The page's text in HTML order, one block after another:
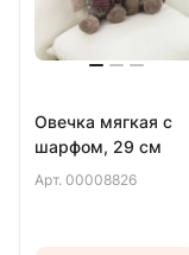
Овечка мягкая с
шарфом, 29 см
Арт. 00008826